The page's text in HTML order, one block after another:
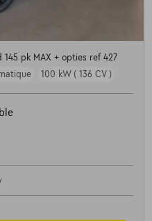
145 pk MAX + opties ref 427
100 kW ( 136 CV )